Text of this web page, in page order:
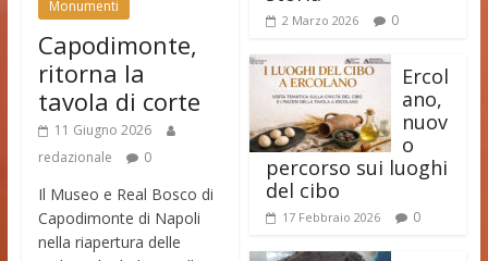
Monumenti
Capodimonte,
ritorna la
tavola di corte
11 Giugno 2026
redazionale
0
Il Museo e Real Bosco di
Capodimonte di Napoli
nella riapertura delle
2 Marzo 2026 0
Ercol
ano,
nuov
o
percorso sui luoghi
del cibo
17 Febbraio 2026 0